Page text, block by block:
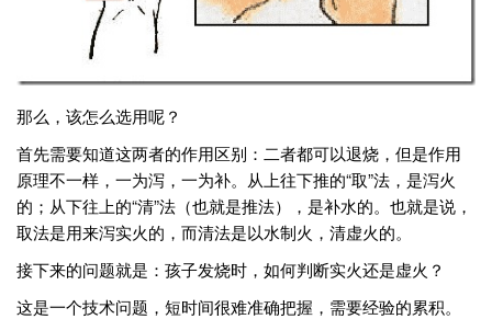
那么，该怎么选用呢？
首先需要知道这两者的作用区别：二者都可以退烧，但是作用
原理不一样，一为泻，一为补。从上往下推的“取”法，是泻火
的；从下往上的“清”法（也就是推法），是补水的。也就是说，
取法是用来泻实火的，而清法是以水制火，清虚火的。
接下来的问题就是：孩子发烧时，如何判断实火还是虚火？
这是一个技术问题，短时间很难准确把握，需要经验的累积。